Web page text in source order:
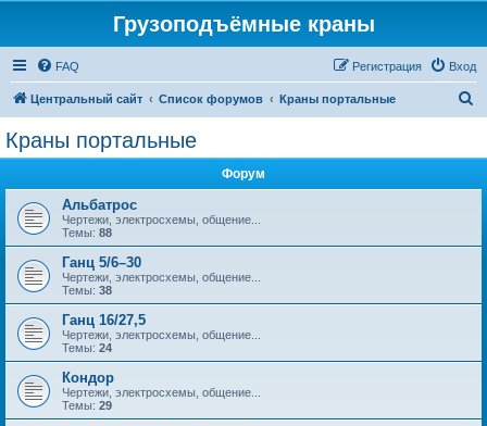
Грузоподъёмные краны
FAQ Вход
Регистрация
Центральный сайт Список форумов Краны портальные
Краны портальные
Форум
Альбатрос
Чертежи, электросхемы, общение...
Темы: 88
Ганц 5/6–30
Чертежи, электросхемы, общение...
Темы: 38
Ганц 16/27,5
Чертежи, электросхемы, общение...
Темы: 24
Кондор
Чертежи, электросхемы, общение...
Темы: 29